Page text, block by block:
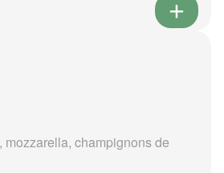
mozzarella, champignons de